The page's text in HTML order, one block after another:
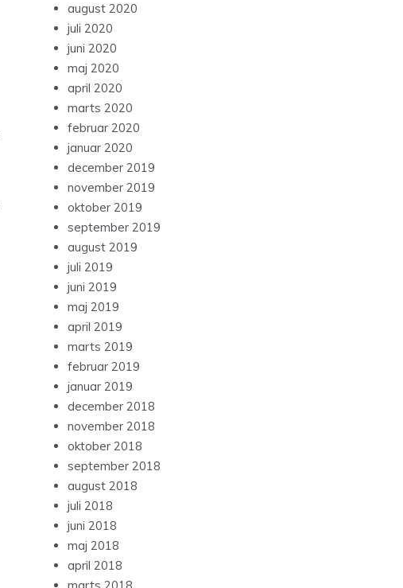
august 2020
juli 2020
juni 2020
maj 2020
april 2020
marts 2020
februar 2020
januar 2020
december 2019
november 2019
oktober 2019
september 2019
august 2019
juli 2019
juni 2019
maj 2019
april 2019
marts 2019
februar 2019
januar 2019
december 2018
november 2018
oktober 2018
september 2018
august 2018
juli 2018
juni 2018
maj 2018
april 2018